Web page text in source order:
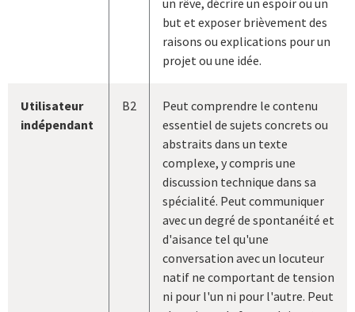
un rêve, décrire un espoir ou un
but et exposer brièvement des
raisons ou explications pour un
projet ou une idée.
Utilisateur
indépendant
B2
Peut comprendre le contenu
essentiel de sujets concrets ou
abstraits dans un texte
complexe, y compris une
discussion technique dans sa
spécialité. Peut communiquer
avec un degré de spontanéité et
d'aisance tel qu'une
conversation avec un locuteur
natif ne comportant de tension
ni pour l'un ni pour l'autre. Peut